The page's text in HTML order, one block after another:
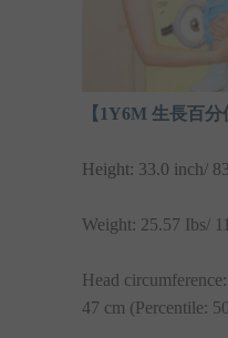
【1Y6M 生長百分
Height: 33.0 inch/
Weight: 25.57 Ibs/
Head
47 cm (Percentile: